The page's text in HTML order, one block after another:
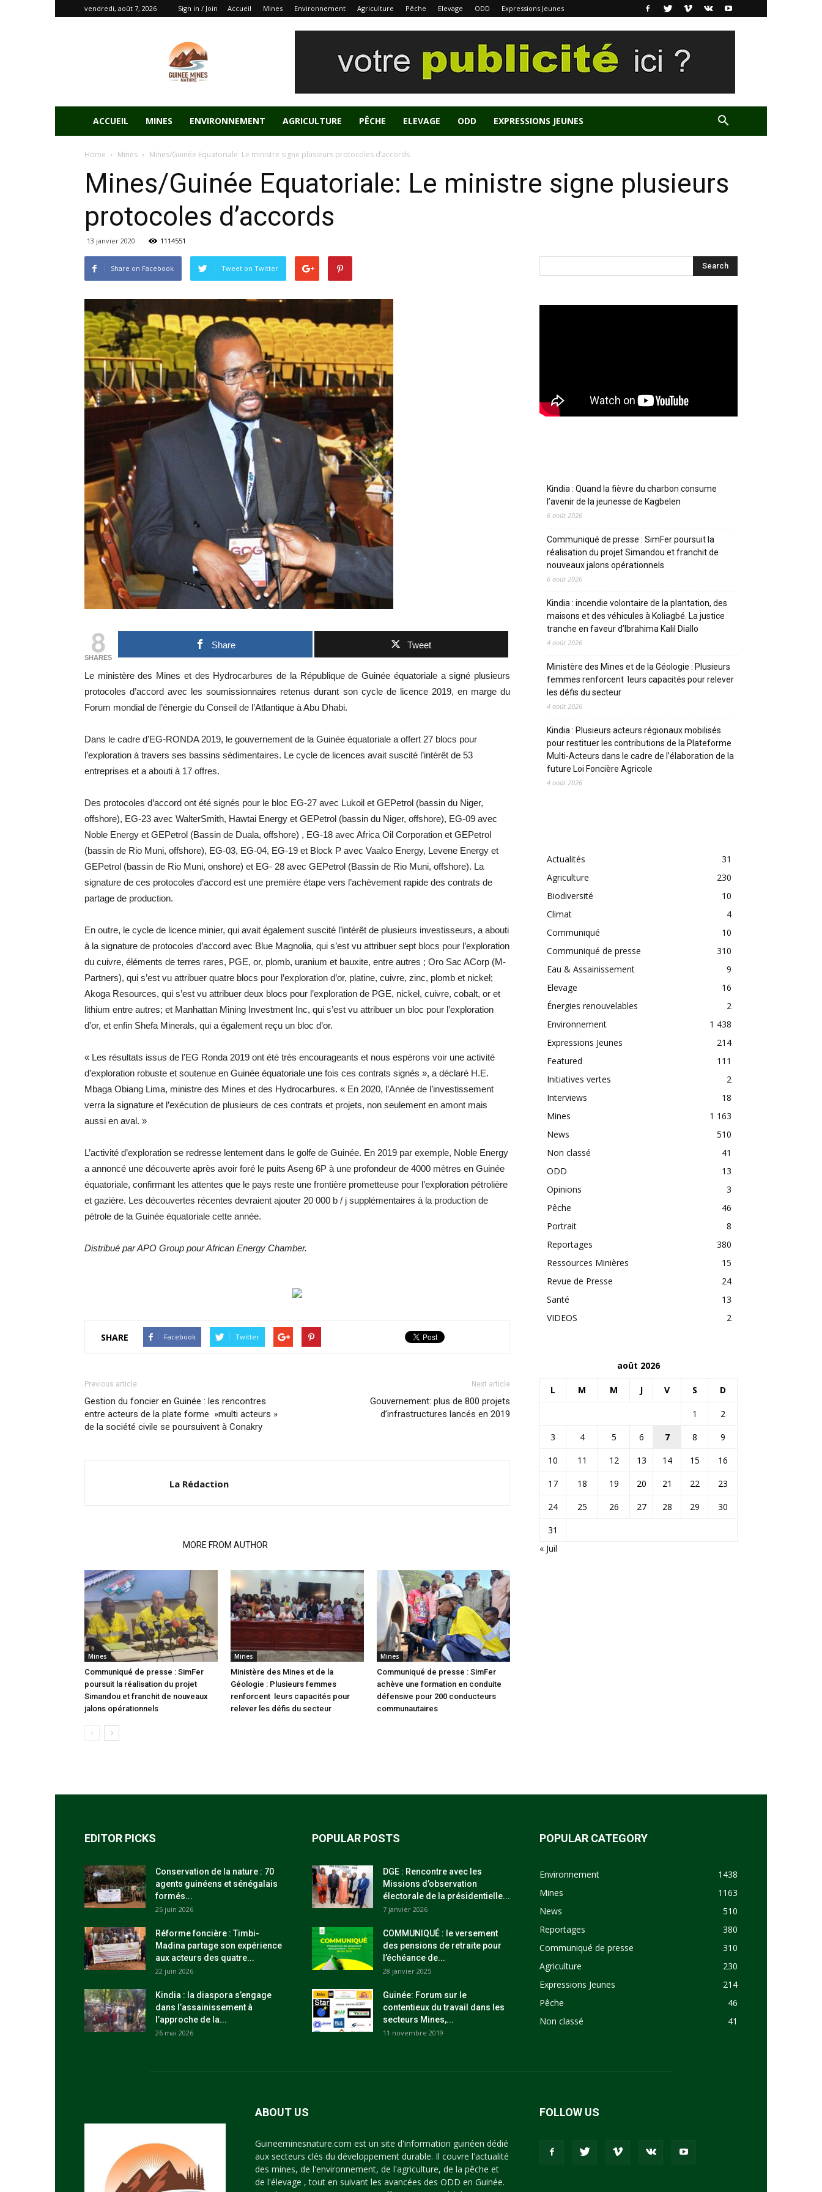
vendredi, août 7, 2026 Sign in / Join Accueil Mines Environnement Agriculture Pêche Elevage ODD Expressions Jeunes
ACCUEIL MINES ENVIRONNEMENT AGRICULTURE PÊCHE ELEVAGE ODD EXPRESSIONS JEUNES
Home Mines Mines/Guinée Equatoriale: Le ministre signe plusieurs protocoles d’accords
Mines/Guinée Equatoriale: Le ministre signe plusieurs
protocoles d’accords
13 janvier 2020 1114551
Share on Facebook Tweet on Twitter
8
SHARES
Share Tweet
Le ministère des Mines et des Hydrocarbures de la République de Guinée équatoriale a signé plusieurs
protocoles d’accord avec les soumissionnaires retenus durant son cycle de licence 2019, en marge du
Forum mondial de l’énergie du Conseil de l’Atlantique à Abu Dhabi.
Dans le cadre d’EG-RONDA 2019, le gouvernement de la Guinée équatoriale a offert 27 blocs pour
l’exploration à travers ses bassins sédimentaires. Le cycle de licences avait suscité l’intérêt de 53
entreprises et a abouti à 17 offres.
Des protocoles d’accord ont été signés pour le bloc EG-27 avec Lukoil et GEPetrol (bassin du Niger,
offshore), EG-23 avec WalterSmith, Hawtai Energy et GEPetrol (bassin du Niger, offshore), EG-09 avec
Noble Energy et GEPetrol (Bassin de Duala, offshore) , EG-18 avec Africa Oil Corporation et GEPetrol
(bassin de Rio Muni, offshore), EG-03, EG-04, EG-19 et Block P avec Vaalco Energy, Levene Energy et
GEPetrol (bassin de Rio Muni, onshore) et EG- 28 avec GEPetrol (Bassin de Rio Muni, offshore). La
signature de ces protocoles d’accord est une première étape vers l’achèvement rapide des contrats de
partage de production.
En outre, le cycle de licence minier, qui avait également suscité l’intérêt de plusieurs investisseurs, a abouti
à la signature de protocoles d’accord avec Blue Magnolia, qui s’est vu attribuer sept blocs pour l’exploration
du cuivre, éléments de terres rares, PGE, or, plomb, uranium et bauxite, entre autres ; Oro Sac ACorp (M-
Partners), qui s’est vu attribuer quatre blocs pour l’exploration d’or, platine, cuivre, zinc, plomb et nickel;
Akoga Resources, qui s’est vu attribuer deux blocs pour l’exploration de PGE, nickel, cuivre, cobalt, or et
lithium entre autres; et Manhattan Mining Investment Inc, qui s’est vu attribuer un bloc pour l’exploration
d’or, et enfin Shefa Minerals, qui a également reçu un bloc d’or.
« Les résultats issus de l’EG Ronda 2019 ont été très encourageants et nous espérons voir une activité
d’exploration robuste et soutenue en Guinée équatoriale une fois ces contrats signés », a déclaré H.E.
Mbaga Obiang Lima, ministre des Mines et des Hydrocarbures. « En 2020, l’Année de l’investissement
verra la signature et l’exécution de plusieurs de ces contrats et projets, non seulement en amont mais
aussi en aval. »
L’activité d’exploration se redresse lentement dans le golfe de Guinée. En 2019 par exemple, Noble Energy
a annoncé une découverte après avoir foré le puits Aseng 6P à une profondeur de 4000 mètres en Guinée
équatoriale, confirmant les attentes que le pays reste une frontière prometteuse pour l’exploration pétrolière
et gazière. Les découvertes récentes devraient ajouter 20 000 b / j supplémentaires à la production de
pétrole de la Guinée équatoriale cette année.
Distribué par APO Group pour African Energy Chamber.
SHARE Facebook Twitter
Previous article
Gestion du foncier en Guinée : les rencontres
entre acteurs de la plate forme »multi acteurs »
de la société civile se poursuivent à Conakry
Next article
Gouvernement: plus de 800 projets
d’infrastructures lancés en 2019
La Rédaction
MORE FROM AUTHOR
Mines
Communiqué de presse : SimFer
poursuit la réalisation du projet
Simandou et franchit de nouveaux
jalons opérationnels
Mines
Ministère des Mines et de la
Géologie : Plusieurs femmes
renforcent leurs capacités pour
relever les défis du secteur
Mines
Communiqué de presse : SimFer
achève une formation en conduite
défensive pour 200 conducteurs
communautaires
Kindia : Quand la fièvre du charbon consume
l’avenir de la jeunesse de Kagbelen
6 août 2026
Communiqué de presse : SimFer poursuit la
réalisation du projet Simandou et franchit de
nouveaux jalons opérationnels
6 août 2026
Kindia : incendie volontaire de la plantation, des
maisons et des véhicules à Koliagbé. La justice
tranche en faveur d’Ibrahima Kalil Diallo
4 août 2026
Ministère des Mines et de la Géologie : Plusieurs
femmes renforcent leurs capacités pour relever
les défis du secteur
4 août 2026
Kindia : Plusieurs acteurs régionaux mobilisés
pour restituer les contributions de la Plateforme
Multi-Acteurs dans le cadre de l’élaboration de la
future Loi Foncière Agricole
4 août 2026
Actualités
31
Agriculture
230
Biodiversité
10
Climat
4
Communiqué
10
Communiqué de presse
310
Eau & Assainissement
9
Elevage
16
Énergies renouvelables
2
Environnement
1 438
Expressions Jeunes
214
Featured
111
Initiatives vertes
2
Interviews
18
Mines
1 163
News
510
Non classé
41
ODD
13
Opinions
3
Pêche
46
Portrait
8
Reportages
380
Ressources Minières
15
Revue de Presse
24
Santé
13
VIDEOS
2
août 2026
L M M J V S D
1
2
3
4 5 6 7 8
9
10
11 12 13 14 15
16
17
18 19 20 21 22
23
24
25 26 27 28 29
30
31
« Juil
EDITOR PICKS
Conservation de la nature : 70
agents guinéens et sénégalais
formés...
25 juin 2026
Réforme foncière : Timbi-
Madina partage son expérience
aux acteurs des quatre...
22 juin 2026
Kindia : la diaspora s’engage
dans l’assainissement à
l’approche de la...
26 mai 2026
POPULAR POSTS
DGE : Rencontre avec les
Missions d’observation
électorale de la présidentielle...
7 janvier 2026
COMMUNIQUÉ : le versement
des pensions de retraite pour
l’échéance de...
28 janvier 2025
Guinée: Forum sur le
contentieux du travail dans les
secteurs Mines,...
11 novembre 2019
POPULAR CATEGORY
Environnement
1438
Mines
1163
News
510
Reportages
380
Communiqué de presse
310
Agriculture
230
Expressions Jeunes
214
Pêche
46
Non classé
41
ABOUT US
Guineeminesnature.com est un site d'information guinéen dédié
aux secteurs clés du développement durable. Il couvre l'actualité
des mines, de l'environnement, de l'agriculture, de la pêche et
de l'élevage , tout en suivant les avancées des ODD en Guinée.
FOLLOW US